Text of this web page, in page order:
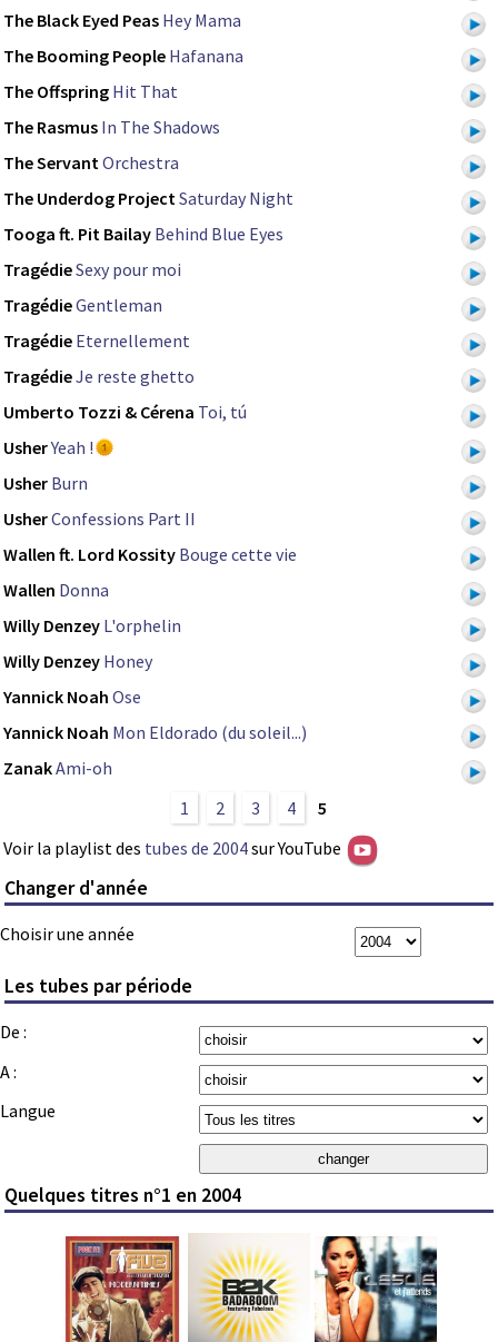
The Black Eyed Peas Hey Mama
The Booming People Hafanana
The Offspring Hit That
The Rasmus In The Shadows
The ServantOrchestra
The Underdog ProjectSaturday Night
Tooga ft. Pit Bailay Behind Blue Eyes
TragédieSexy pour moi
TragédieGentleman
Tragédie Eternellement
TragédieJe reste ghetto
Umberto Tozzi & Cérena Toi, tú
UsherYeah !
Usher Burn
UsherConfessions Part II
Wallen ft. Lord Kossity Bouge cette vie
Wallen Donna
Willy Denzey L'orphelin
Willy Denzey Honey
Yannick Noah Ose
Yannick Noah Mon Eldorado (du soleil...)
ZanakAmi-oh
1
2 3 4
5
Voir la playlist des tubes de 2004sur YouTube
Changer d'année
Choisir une année
Les tubes par période
De :
A :
Langue
Quelques titres n°1 en 2004